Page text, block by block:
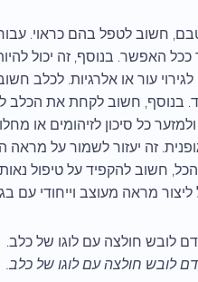
חשוב לטפל בהם כראוי.
האפשר. בנוסף, זה יכול
עור או אלרגיות. לכלב
חשוב לקחת את הכלב
כל סיכון לזיהומים או
זה יעזור לשמור על מראה
חשוב להקפיד על טיפול
מראה מעוצב וייחודי עם
לובש חולצה עם לוגו של כלב.